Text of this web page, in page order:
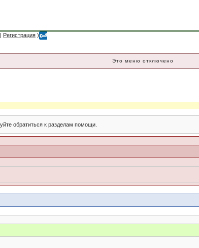
| Регистрация )
Это меню отключено
обратиться к разделам помощи.